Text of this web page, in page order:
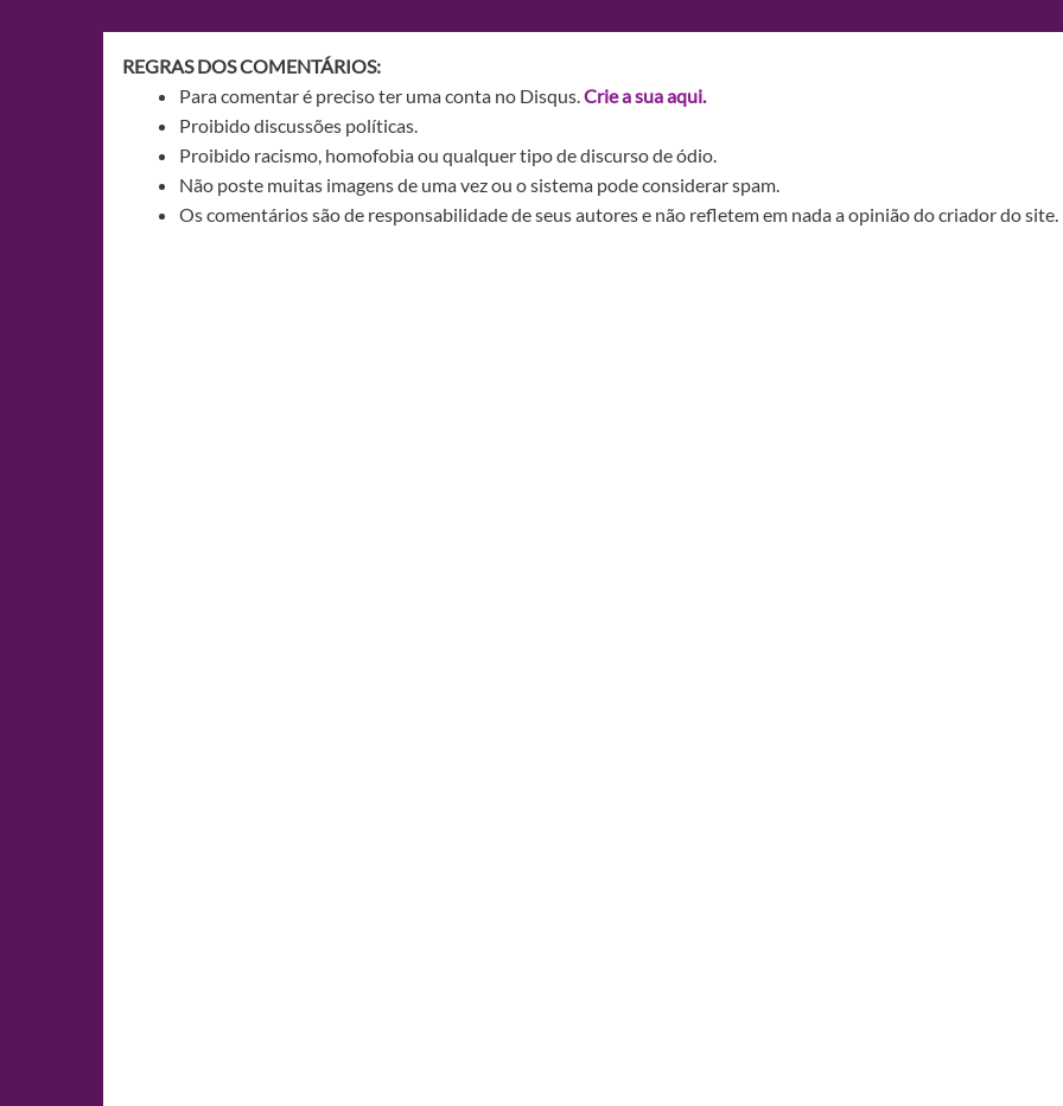
REGRAS DOS COMENTÁRIOS:
Para comentar é preciso ter uma conta no Disqus.Crie a sua aqui.
Proibido discussões políticas.
Proibido racismo, homofobia ou qualquer tipo de discurso de ódio.
Não poste muitas imagens de uma vez ou o sistema pode considerar spam.
Os comentários são de responsabilidade de seus autores e não refletem em nada a opinião do criador do site.